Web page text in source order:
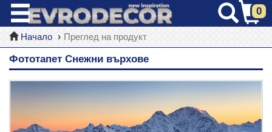
0
Начало Преглед на продукт
Фототапет Снежни върхове